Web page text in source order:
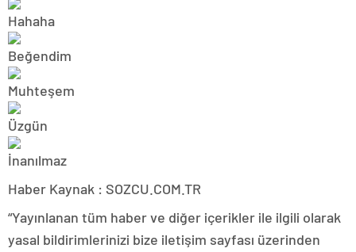
Haber Kaynak : SOZCU.COM.TR
“Yayınlanan tüm haber ve diğer içerikler ile ilgili olarak
yasal bildirimlerinizi bize iletişim sayfası üzerinden